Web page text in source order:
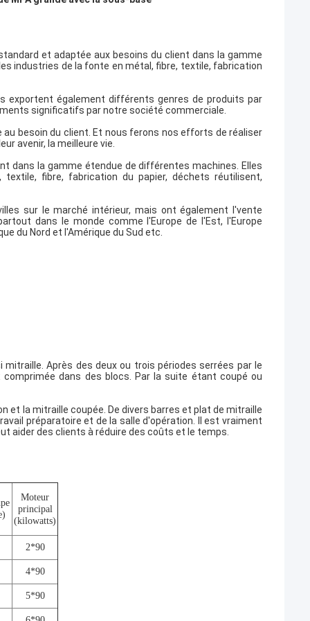
et adaptée aux besoins du client dans la gamme
industries de la fonte en métal, fibre, textile, fabrication
exportent également différents genres de produits par
significatifs par notre société commerciale.
besoin du client. Et nous ferons nos efforts de réaliser
avenir, la meilleure vie.
dans la gamme étendue de différentes machines. Elles
fibre, fabrication du papier, déchets réutilisent,
sur le marché intérieur, mais ont également l'vente
dans le monde comme l'Europe de l'Est, l'Europe
du Nord et l'Amérique du Sud etc.
Après des deux ou trois périodes serrées par le
dans des blocs. Par la suite étant coupé ou
et la mitraille coupée. De divers barres et plat de mitraille
préparatoire et de la salle d'opération. Il est vraiment
aider des clients à réduire des coûts et le temps.
Moteur
principal
(kilowatts)
2*90
4*90
5*90